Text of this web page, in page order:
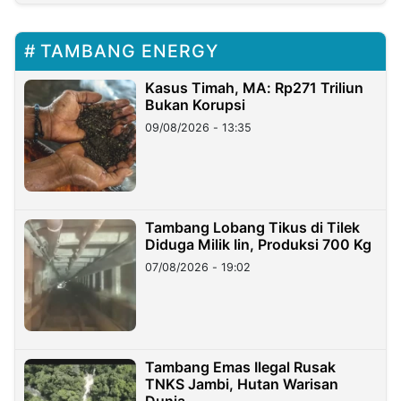
TAMBANG ENERGY
Kasus Timah, MA: Rp271 Triliun
Bukan Korupsi
09/08/2026 - 13:35
Tambang Lobang Tikus di Tilek
Diduga Milik Iin, Produksi 700 Kg
07/08/2026 - 19:02
Tambang Emas Ilegal Rusak
TNKS Jambi, Hutan Warisan